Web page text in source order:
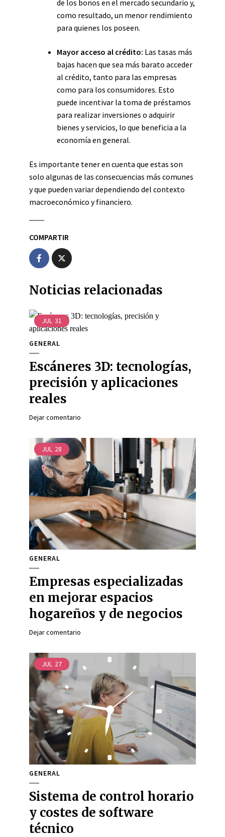
de los bonos en el mercado secundario y,
como resultado, un menor rendimiento
para quienes los poseen.
Mayor acceso al crédito: Las tasas más
bajas hacen que sea más barato acceder
al crédito, tanto para las empresas
como para los consumidores. Esto
puede incentivar la toma de préstamos
para realizar inversiones o adquirir
bienes y servicios, lo que beneficia a la
economía en general.
Es importante tener en cuenta que estas son
solo algunas de las consecuencias más comunes
y que pueden variar dependiendo del contexto
macroeconómico y financiero.
COMPARTIR
Noticias relacionadas
JUL 31
GENERAL
Escáneres 3D: tecnologías,
precisión y aplicaciones
reales
Dejar comentario
JUL 28
GENERAL
Empresas especializadas
en mejorar espacios
hogareños y de negocios
Dejar comentario
JUL 27
GENERAL
Sistema de control horario
y costes de software
técnico